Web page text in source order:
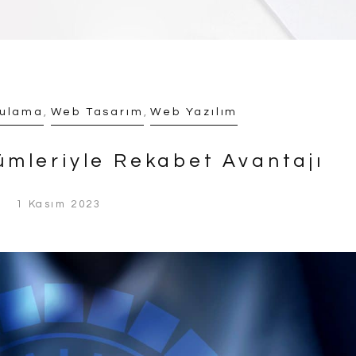
, Web Tasarım ,Web Yazılım
Rekabet Avantajı
1 Kasım 2023